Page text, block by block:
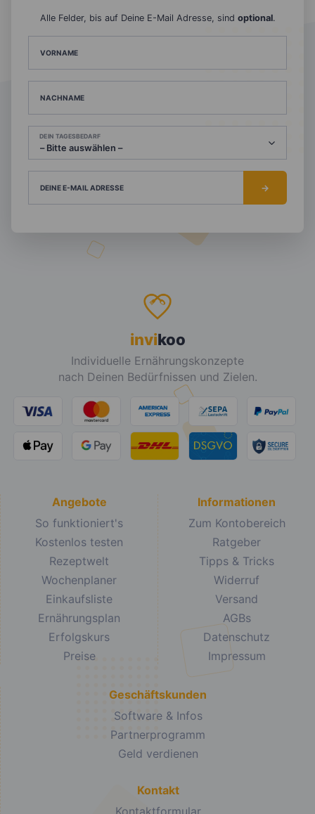
Alle Felder, bis auf Deine E-Mail Adresse, sind optional.
VORNAME
NACHNAME
DEIN TAGESBEDARF
DEINE E-MAIL ADRESSE
invikoo
Individuelle Ernährungskonzepte
nach Deinen Bedürfnissen und Zielen.
Angebote
So funktioniert's
Kostenlos testen
Rezeptwelt
Wochenplaner
Einkaufsliste
Ernährungsplan
Erfolgskurs
Preise
Informationen
Zum Kontobereich
Ratgeber
Tipps & Tricks
Widerruf
Versand
AGBs
Datenschutz
Impressum
Geschäftskunden
Software & Infos
Partnerprogramm
Geld verdienen
Kontakt